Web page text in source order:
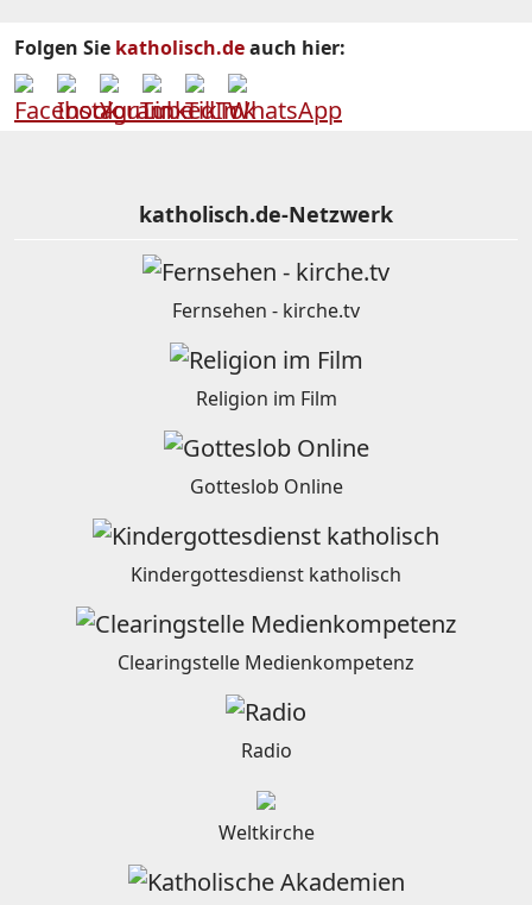
Folgen Sie katholisch.deauch hier:
katholisch.de-Netzwerk
Fernsehen - kirche.tv
Religion im Film
Gotteslob Online
Kindergottesdienst katholisch
Clearingstelle Medienkompetenz
Radio
Weltkirche